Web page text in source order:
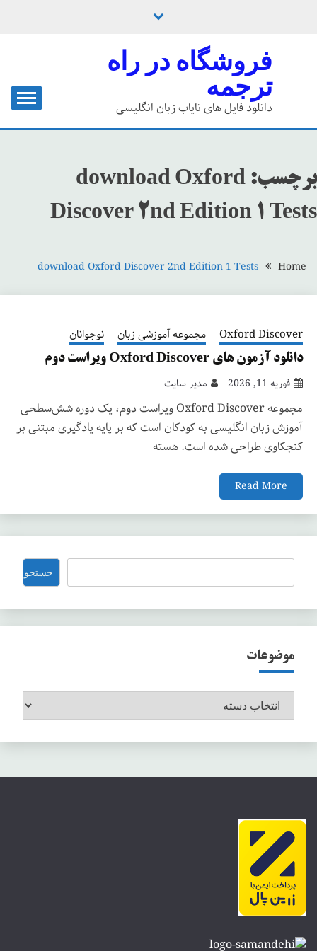
فروشگاه در راه
ترجمه
دانلود فایل های نایاب زبان انگلیسی
برچسب: download Oxford
Discover 2nd Edition 1 Tests
Home
download Oxford Discover 2nd Edition 1 Tests
Oxford Discover مجموعه آموزشی زبان نوجوانان
دانلود آزمون های Oxford Discover ویراست دوم
فوریه 11, 2026 مدیر سایت
مجموعه Oxford Discover ویراست دوم، یک دوره شش‌سطحی
آموزش زبان انگلیسی به کودکان است که بر پایه یادگیری مبتنی بر
کنجکاوی طراحی شده است. هسته
Read More
جستجو جستجو
موضوعات
موضوعات